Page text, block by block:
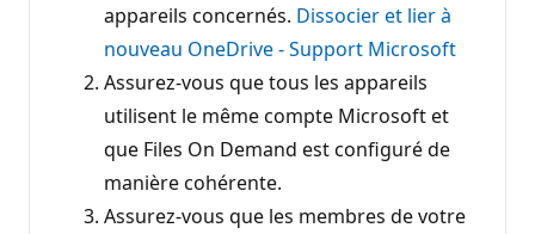
appareils concernés. Dissocier et lier à
nouveau OneDrive - Support Microsoft
Assurez-vous que tous les appareils
utilisent le même compte Microsoft et
que Files On Demand est configuré de
manière cohérente.
Assurez-vous que les membres de votre